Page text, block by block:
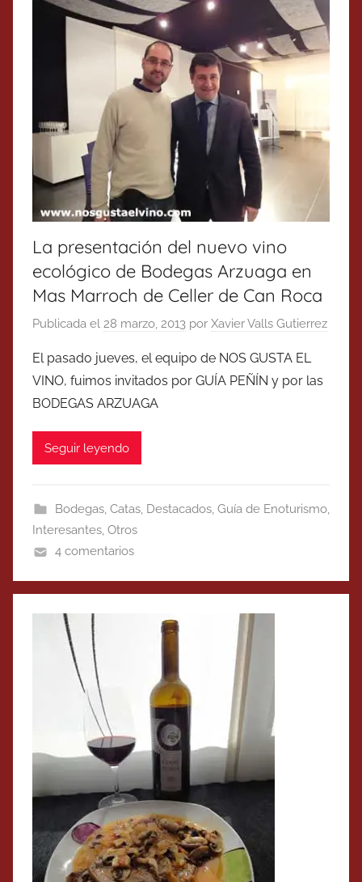
La presentación del nuevo vino
ecológico de Bodegas Arzuaga en
Mas Marroch de Celler de Can Roca
Publicada el 28 marzo, 2013 por Xavier Valls Gutierrez
El pasado jueves, el equipo de NOS GUSTA EL
VINO, fuimos invitados por GUÍA PEÑÍN y por las
BODEGAS ARZUAGA
Seguir leyendo
Bodegas, Catas, Destacados, Guía de Enoturismo,
Interesantes, Otros
4 comentarios